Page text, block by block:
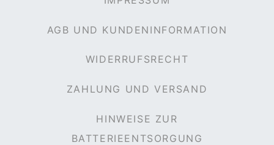
AGB UND KUNDENINFORMATION
WIDERRUFSRECHT
ZAHLUNG UND VERSAND
HINWEISE ZUR
BATTERIEENTSORGUNG